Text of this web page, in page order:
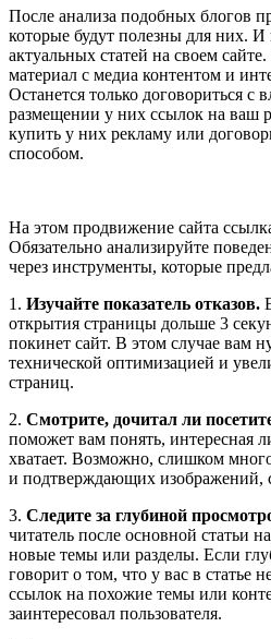
После анализа подобных блогов
которые будут полезны для них.
актуальных статей на своем
материал с медиа контентом и
Останется только договориться с
размещении у них ссылок на ваш
купить у них рекламу или
способом.
На этом продвижение сайта
Обязательно анализируйте
через инструменты, которые
1. Изучайте показатель отказов.
открытия страницы дольше 3
покинет сайт. В этом случае вам
технической оптимизацией и
страниц.
2. Смотрите, дочитал ли
поможет вам понять, интересная
хватает. Возможно, слишком
и подтверждающих изображений,
3. Следите за глубиной
читатель после основной статьи
новые темы или разделы. Если
говорит о том, что у вас в статье
ссылок на похожие темы или
заинтересовал пользователя.